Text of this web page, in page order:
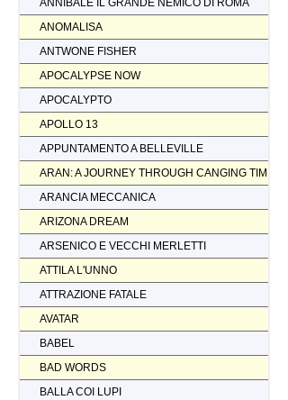
ANOMALISA
ANTWONE FISHER
APOCALYPSE NOW
APOCALYPTO
APOLLO 13
APPUNTAMENTO A BELLEVILLE
ARAN: A JOURNEY THROUGH CANGING TIMES
ARANCIA MECCANICA
ARIZONA DREAM
ARSENICO E VECCHI MERLETTI
ATTILA L'UNNO
ATTRAZIONE FATALE
AVATAR
BABEL
BAD WORDS
BALLA COI LUPI